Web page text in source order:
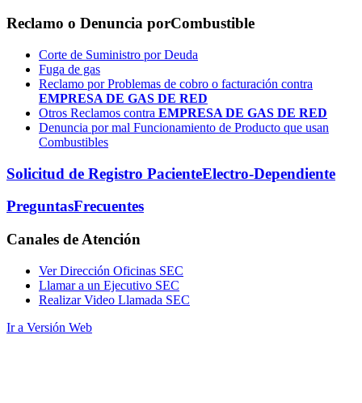
Reclamo o Denuncia porCombustible
Corte de Suministro por Deuda
Fuga de gas
Reclamo por Problemas de cobro o facturación contra
EMPRESA DE GAS DE RED
Otros Reclamos contra EMPRESA DE GAS DE RED
Denuncia por mal Funcionamiento de Producto que usan
Combustibles
Solicitud de Registro PacienteElectro-Dependiente
PreguntasFrecuentes
Canales de Atención
Ver Dirección Oficinas SEC
Llamar a un Ejecutivo SEC
Realizar Video Llamada SEC
Ir a Versión Web